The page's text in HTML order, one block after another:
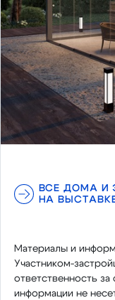
ВСЕ ДОМА И
НА
Материалы и
Участником-
ответственность
информации не